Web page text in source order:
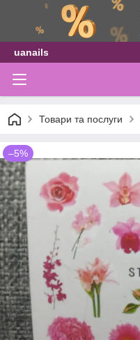
uanails
Товари та послуги
–5%